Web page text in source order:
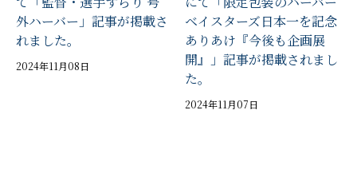
外ハーバー」記事が掲載さ
れました。
2024年11月08日
ベイスターズ日本一を記念
ありあけ『今後も企画展
開』」記事が掲載されまし
た。
2024年11月07日